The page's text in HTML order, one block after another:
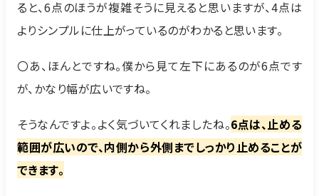
ると、6点のほうが複雑そうに見えると思いますが、4点は
よりシンプルに仕上がっているのがわかると思います。
〇あ、ほんとですね。僕から見て左下にあるのが6点です
が、かなり幅が広いですね。
そうなんですよ。よく気づいてくれましたね。6点は、止める
範囲が広いので、内側から外側までしっかり止めることが
できます。